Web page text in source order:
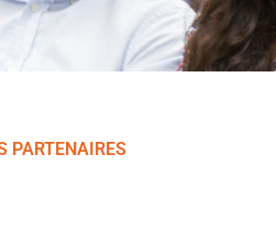
PARTENAIRES